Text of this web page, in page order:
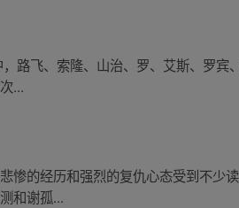
路飞、索隆、山治、罗、艾斯、罗宾
...
惨的经历和强烈的复仇心态受到不少
和谢孤...